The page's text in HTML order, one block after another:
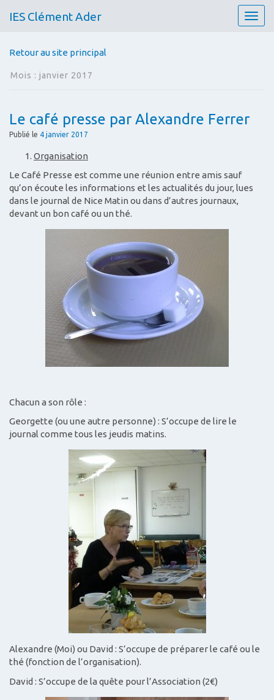
T
o
i
IES Clément Ader
Retour au site principal
Mois : janvier 2017
Le café presse par Alexandre Ferrer
Publié le 4 janvier 2017
Organisation
Le Café Presse est comme une réunion entre amis sauf
qu’on écoute les informations et les actualités du jour, lues
dans le journal de Nice Matin ou dans d’autres journaux,
devant un bon café ou un thé.
Chacun a son rôle :
Georgette (ou une autre personne) : S’occupe de lire le
journal comme tous les jeudis matins.
Alexandre (Moi) ou David : S’occupe de préparer le café ou le
thé (fonction de l’organisation).
David : S’occupe de la quête pour l’Association (2€)